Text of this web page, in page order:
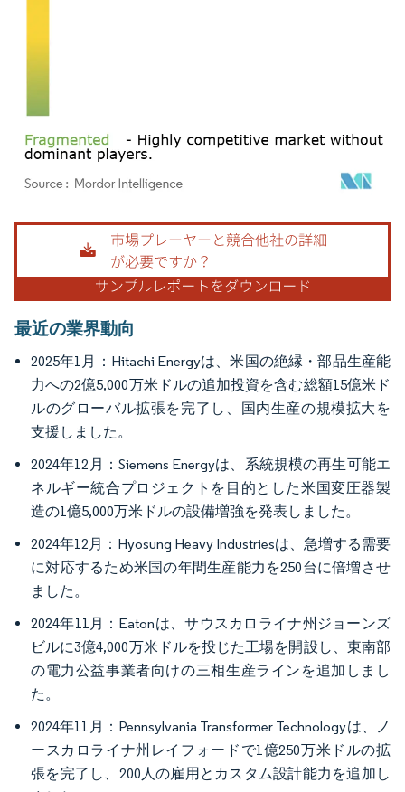
画像 © Mordor Intelligence。再利用にはCC BY 4.0の表示が必要です。
最近の業界動向
2025年1月：Hitachi Energyは、米国の絶縁・部品生産能
力への2億5,000万米ドルの追加投資を含む総額15億米ド
ルのグローバル拡張を完了し、国内生産の規模拡大を
支援しました。
2024年12月：Siemens Energyは、系統規模の再生可能エ
ネルギー統合プロジェクトを目的とした米国変圧器製
造の1億5,000万米ドルの設備増強を発表しました。
2024年12月：Hyosung Heavy Industriesは、急増する需要
に対応するため米国の年間生産能力を250台に倍増させ
ました。
2024年11月：Eatonは、サウスカロライナ州ジョーンズ
ビルに3億4,000万米ドルを投じた工場を開設し、東南部
の電力公益事業者向けの三相生産ラインを追加しまし
た。
2024年11月：Pennsylvania Transformer Technologyは、ノ
ースカロライナ州レイフォードで1億250万米ドルの拡
張を完了し、200人の雇用とカスタム設計能力を追加し